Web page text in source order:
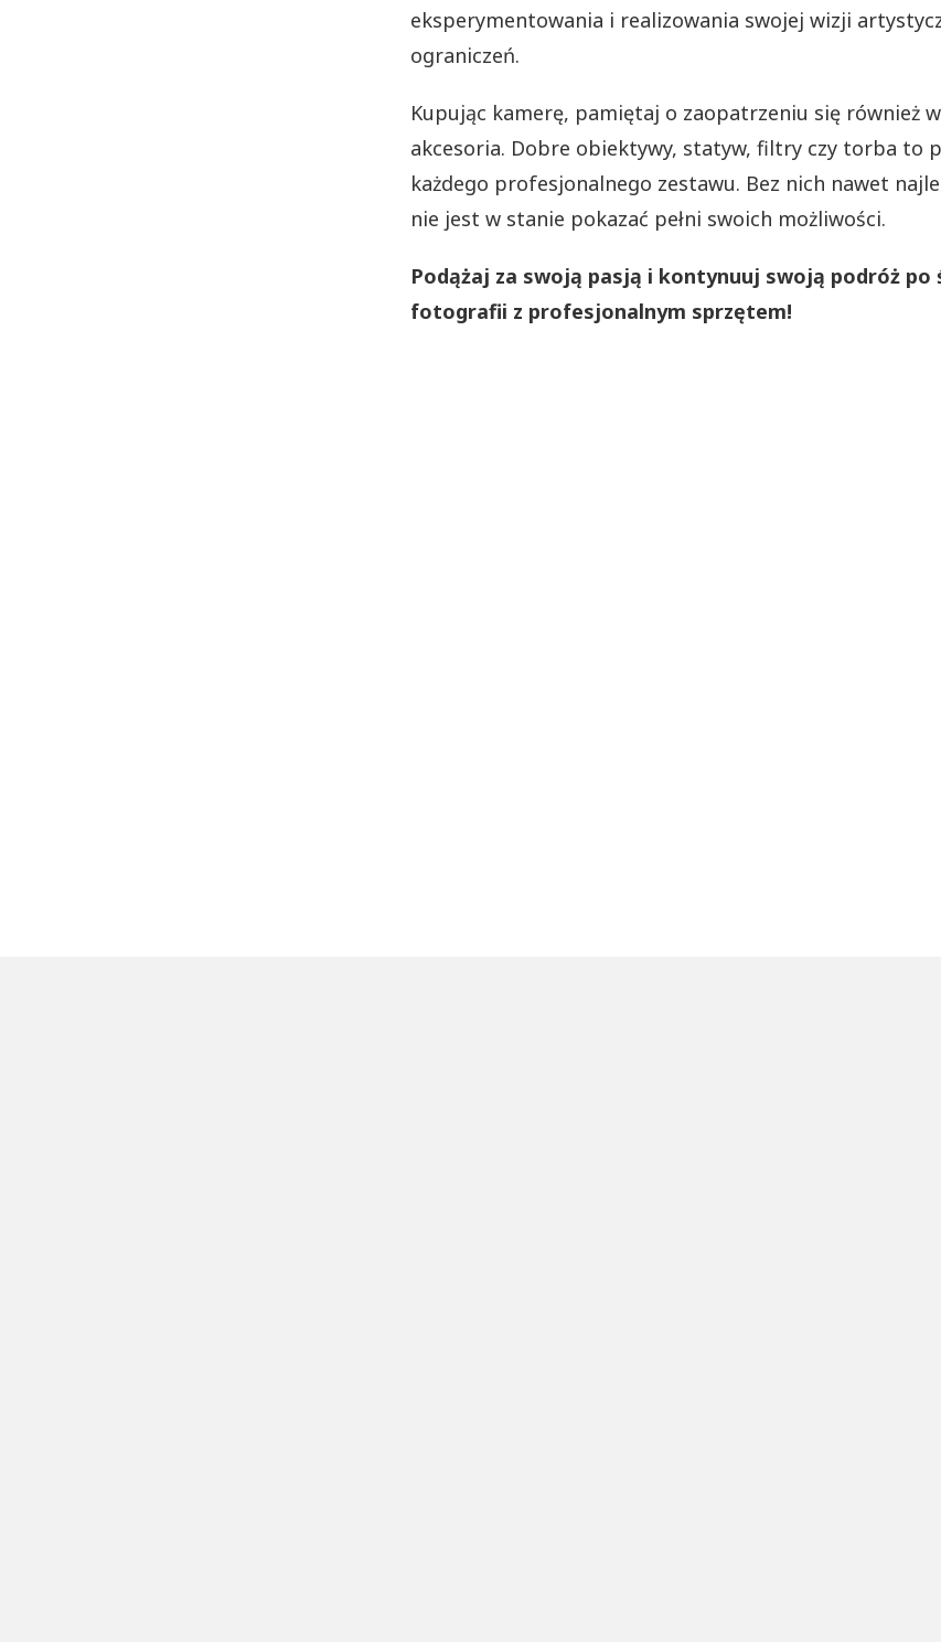
eksperymentowania i realizowania swojej wizji
ograniczeń.
Kupując kamerę, pamiętaj o zaopatrzeniu się również
akcesoria. Dobre obiektywy, statyw, filtry czy torba to
każdego profesjonalnego zestawu. Bez nich nawet
nie jest w stanie pokazać pełni swoich możliwości.
Podążaj za swoją pasją i kontynuuj swoją podróż po
fotografii z profesjonalnym sprzętem!